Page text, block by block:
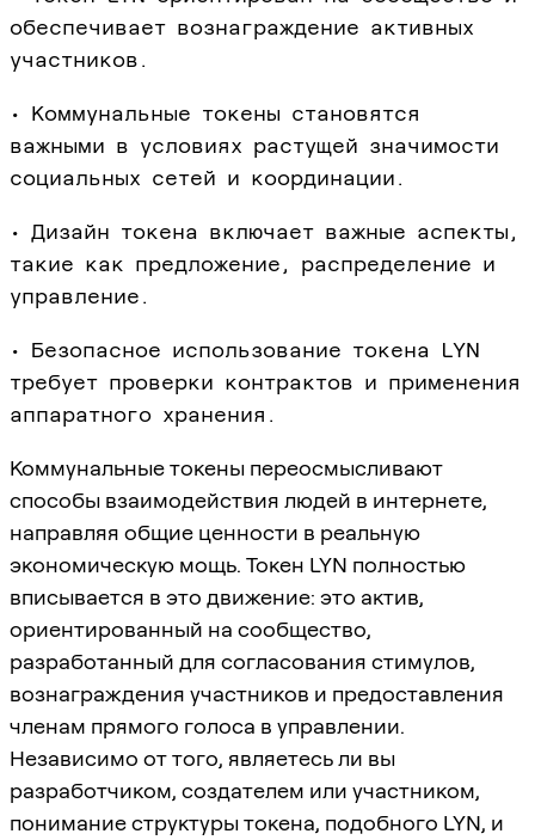
обеспечивает вознаграждение активных
участников.
• Коммунальные токены становятся
важными в условиях растущей значимости
социальных сетей и координации.
• Дизайн токена включает важные аспекты,
такие как предложение, распределение и
управление.
• Безопасное использование токена LYN
требует проверки контрактов и применения
аппаратного хранения.
Коммунальные токены переосмысливают
способы взаимодействия людей в интернете,
направляя общие ценности в реальную
экономическую мощь. Токен LYN полностью
вписывается в это движение: это актив,
ориентированный на сообщество,
разработанный для согласования стимулов,
вознаграждения участников и предоставления
членам прямого голоса в управлении.
Независимо от того, являетесь ли вы
разработчиком, создателем или участником,
понимание структуры токена, подобного LYN, и